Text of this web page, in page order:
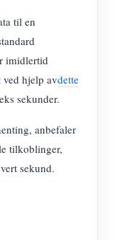
til en
imidlertid
hjelp avdette
sekunder.
anbefaler
tilkoblinger,
sekund.